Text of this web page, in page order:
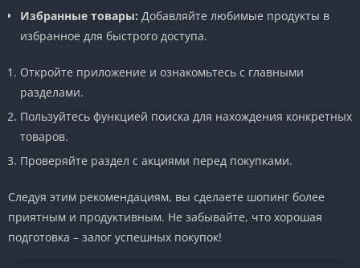
Избранные товары: Добавляйте любимые продукты в
избранное для быстрого доступа.
Откройте приложение и ознакомьтесь с главными
разделами.
Пользуйтесь функцией поиска для нахождения конкретных
товаров.
Проверяйте раздел с акциями перед покупками.
Следуя этим рекомендациям, вы сделаете шопинг более
приятным и продуктивным. Не забывайте, что хорошая
подготовка – залог успешных покупок!